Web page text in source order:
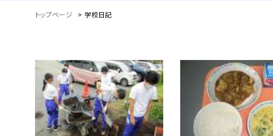
トップページ > 学校日記